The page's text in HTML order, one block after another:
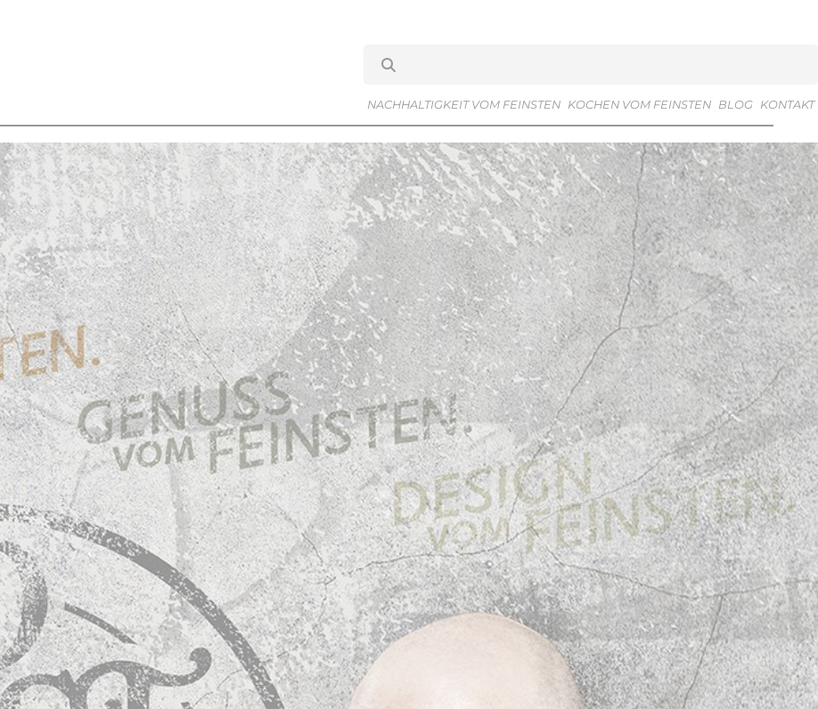
NACHHALTIGKEIT VOM FEINSTEN KOCHEN VOM FEINSTEN BLOG KONTAKT